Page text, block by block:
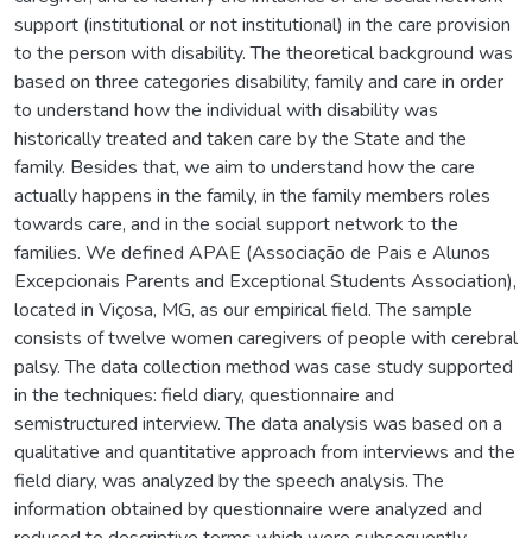
support (institutional or not institutional) in the care provision
to the person with disability. The theoretical background was
based on three categories disability, family and care in order
to understand how the individual with disability was
historically treated and taken care by the State and the
family. Besides that, we aim to understand how the care
actually happens in the family, in the family members roles
towards care, and in the social support network to the
families. We defined APAE (Associação de Pais e Alunos
Excepcionais Parents and Exceptional Students Association),
located in Viçosa, MG, as our empirical field. The sample
consists of twelve women caregivers of people with cerebral
palsy. The data collection method was case study supported
in the techniques: field diary, questionnaire and
semistructured interview. The data analysis was based on a
qualitative and quantitative approach from interviews and the
field diary, was analyzed by the speech analysis. The
information obtained by questionnaire were analyzed and